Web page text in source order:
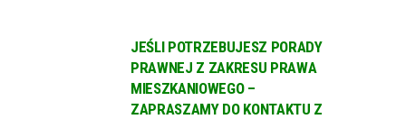
JEŚLI POTRZEBUJESZ PORADY
PRAWNEJ Z ZAKRESU PRAWA
MIESZKANIOWEGO –
ZAPRASZAMY DO KONTAKTU Z